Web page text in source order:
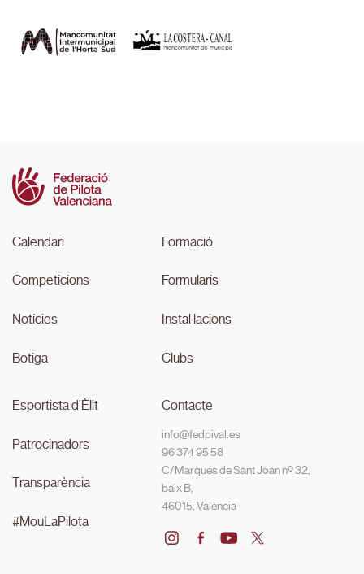
Calendari
Competicions
Notícies
Botiga
Formació
Formularis
Instal·lacions
Clubs
Esportista d'Èlit
Patrocinadors
Transparència
#MouLaPilota
Contacte
info@fedpival.es
96 374 95 58
C/Marqués de Sant Joan nº 32,
baix B,
46015, València